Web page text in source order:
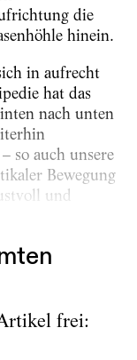
die
hinein.
in aufrecht
hat das
nach unten
so auch unsere
Bewegung
und
frei: